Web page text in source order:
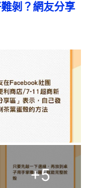
剝？網友分享
+5